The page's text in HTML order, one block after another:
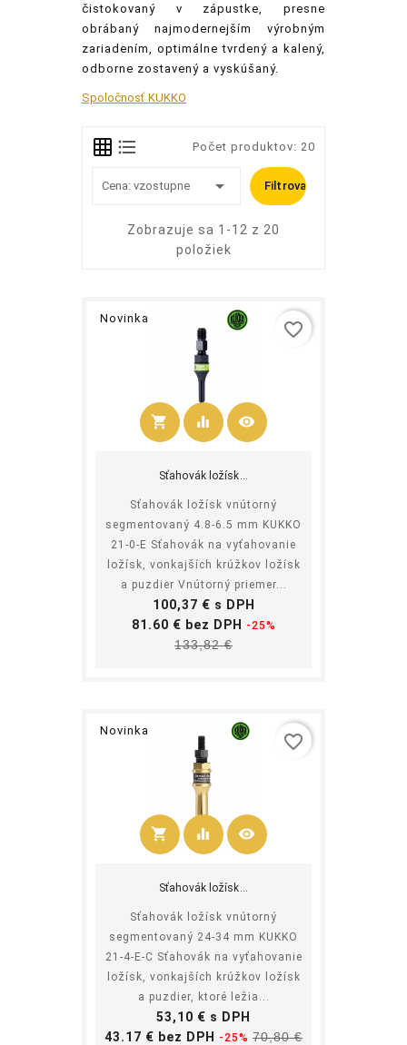
čistokovaný v zápustke, presne
obrábaný najmodernejším výrobným
zariadením, optimálne tvrdený a kalený,
odborne zostavený a vyskúšaný.
Spoločnosť KUKKO
Počet produktov: 20
Cena: vzostupne  Filtrovať
Zobrazuje sa 1-12 z 20
položiek
Novinka
shopping_cart
Kúpiť
equalizer visibility
Sťahovák ložísk...
Sťahovák ložísk vnútorný
segmentovaný 4.8-6.5 mm KUKKO
21-0-E Sťahovák na vyťahovanie
ložísk, vonkajších krúžkov ložísk
a puzdier Vnútorný priemer...
Cena
100,37 € s DPH
81.60 € bez DPH Základná
-25%
133,82 €Cena
favorite_border
Novinka
shopping_cart
Kúpiť
equalizer visibility
Sťahovák ložísk...
Sťahovák ložísk vnútorný
segmentovaný 24-34 mm KUKKO
21-4-E-C Sťahovák na vyťahovanie
ložísk, vonkajších krúžkov ložísk
a puzdier, ktoré ležia...
Cena
53,10 € s DPH
43.17 € bez DPH Základná
-25% 70,80 €Cena
favorite_border